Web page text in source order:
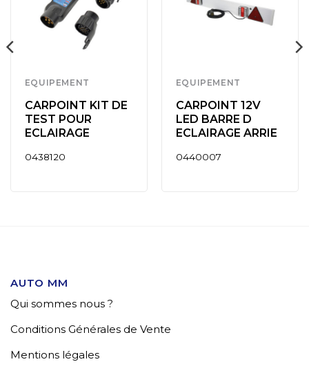
EQUIPEMENT
CARPOINT KIT DE
TEST POUR
ECLAIRAGE
0438120
EQUIPEMENT
CARPOINT 12V
LED BARRE D
ECLAIRAGE ARRIE
0440007
AUTO MM
Qui sommes nous ?
Conditions Générales de Vente
Mentions légales